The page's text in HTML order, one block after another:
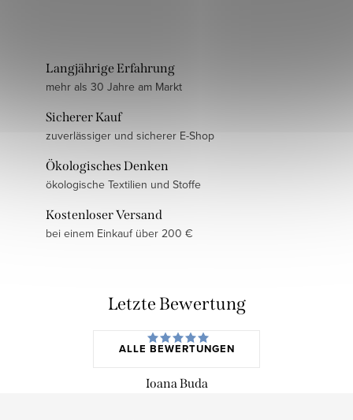
Langjährige Erfahrung
mehr als 30 Jahre am Markt
Sicherer Kauf
zuverlässiger und sicherer E-Shop
Ökologisches Denken
ökologische Textilien und Stoffe
Kostenloser Versand
bei einem Einkauf über 200 €
Letzte Bewertung
ALLE BEWERTUNGEN
Ioana Buda